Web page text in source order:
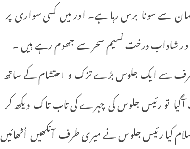
سے سونا برس رہا ہے۔ اور میں کسی سواری پر
شاداب درخت نسیم سحر سے جھوم رہے ہیں ۔
طرف سے ایک جلوس بڑے تزک و احتشام کے ساتھ
تو رئیس جلوس کی چہرے کی تاب تاک دیکھ کر
کیا رئیس جلوس نے میری طرف آنکھیں اُٹھائیں